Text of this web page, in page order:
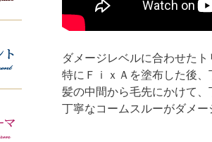
ダメージレベルに合わせた
特にＦｉｘＡを塗布した後、
髪の中間から毛先にかけて、
丁寧なコームスルーがダメー